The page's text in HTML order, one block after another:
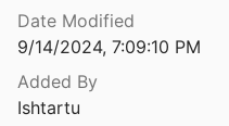
techniques of
2021
Date Modified
9/14/2024, 7:09:10 PM
Added By
Ishtartu